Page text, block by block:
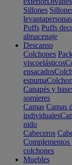
Sillones
levantapersonas
Puffs Puffs
almacenaje
Descanso
Colchones
viscoelásticos
ensacados
espuma
Canapés y
somieres
Camas Camas
individuales
nido
Cabeceros
Complementos
colchones
Muebles